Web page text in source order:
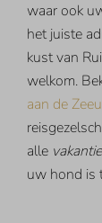
waar ook
het juiste
kust van
welkom.
aan de
alle
uw hond is